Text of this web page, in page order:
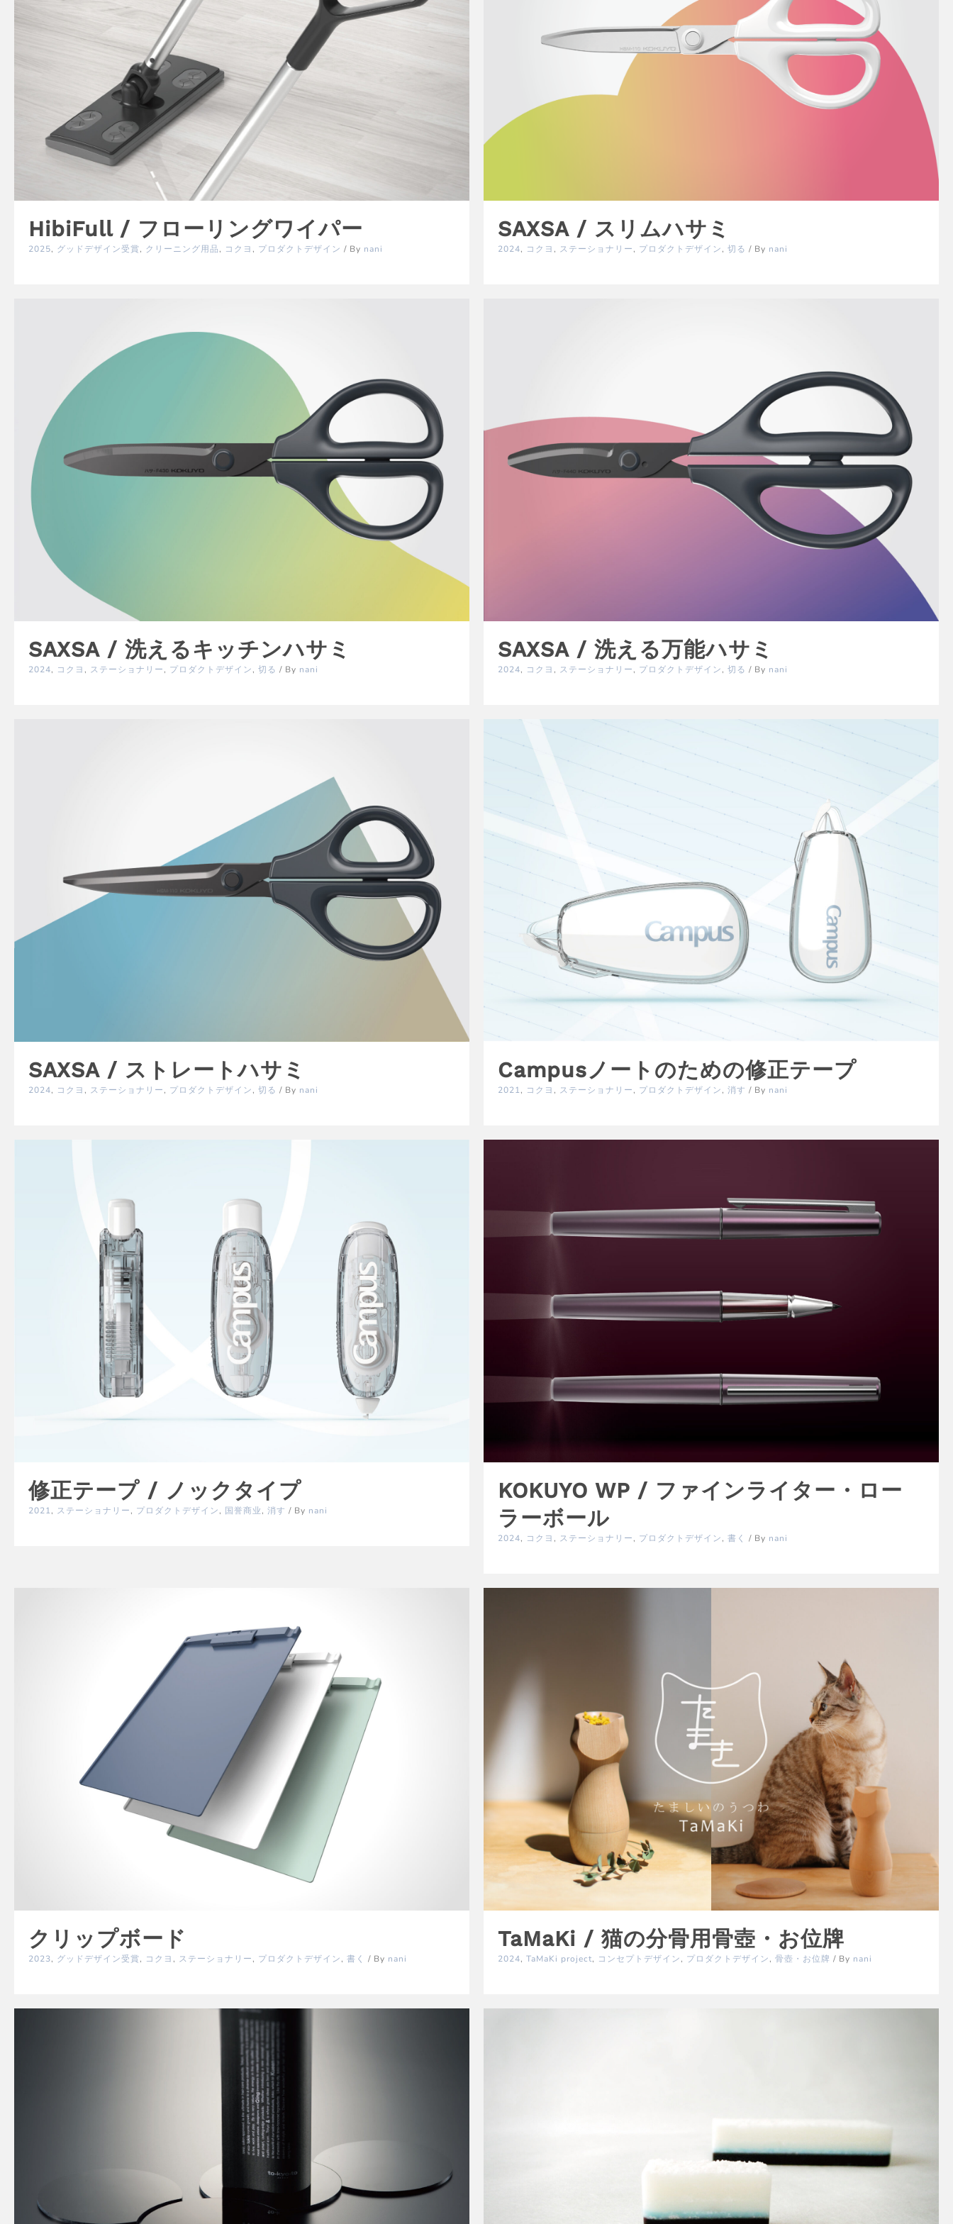
HibiFull / フローリングワイパー
2025, グッドデザイン受賞, クリーニング用品, コクヨ, プロダクトデザイン / By nani
SAXSA / スリムハサミ
2024, コクヨ, ステーショナリー, プロダクトデザイン, 切る / By nani
SAXSA / 洗えるキッチンハサミ
2024, コクヨ, ステーショナリー, プロダクトデザイン, 切る / By nani
SAXSA / 洗える万能ハサミ
2024, コクヨ, ステーショナリー, プロダクトデザイン, 切る / By nani
SAXSA / ストレートハサミ
2024, コクヨ, ステーショナリー, プロダクトデザイン, 切る / By nani
Campusノートのための修正テープ
2021, コクヨ, ステーショナリー, プロダクトデザイン, 消す / By nani
修正テープ / ノックタイプ
2021, ステーショナリー, プロダクトデザイン, 国誉商业, 消す / By nani
KOKUYO WP / ファインライター・ロー
ラーボール
2024, コクヨ, ステーショナリー, プロダクトデザイン, 書く / By nani
クリップボード
2023, グッドデザイン受賞, コクヨ, ステーショナリー, プロダクトデザイン, 書く / By nani
TaMaKi / 猫の分骨用骨壺・お位牌
2024, TaMaKi project, コンセプトデザイン, プロダクトデザイン, 骨壺・お位牌 / By nani